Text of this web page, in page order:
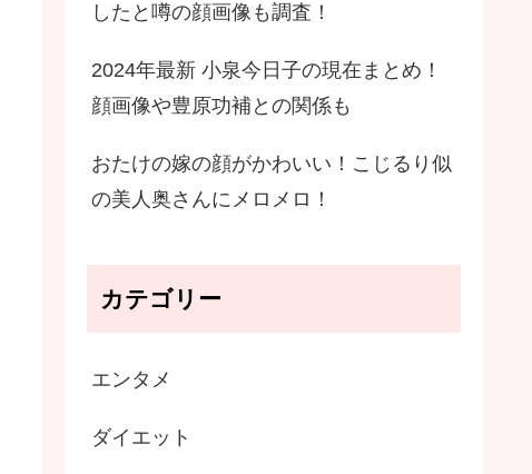
したと噂の顔画像も調査！
2024年最新 小泉今日子の現在まとめ！
顔画像や豊原功補との関係も
おたけの嫁の顔がかわいい！こじるり似
の美人奥さんにメロメロ！
カテゴリー
エンタメ
ダイエット